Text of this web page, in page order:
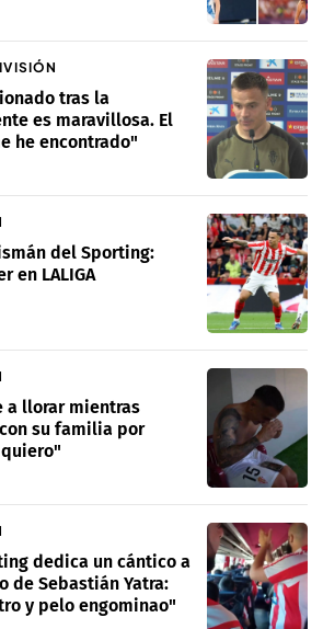
tras la
es maravillosa. El
he encontrado"
del Sporting:
en LALIGA
a llorar mientras
su familia por
dedica un cántico a
de Sebastián Yatra:
y pelo engominao"